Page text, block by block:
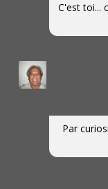
C'est toi...
Par